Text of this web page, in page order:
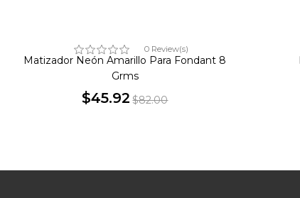
0 Review(s)
Matizador Neón Amarillo Para Fondant 8
Grms
$45.92 $82.00